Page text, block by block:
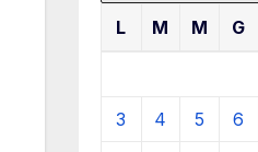
L M M G
3 4 5 6